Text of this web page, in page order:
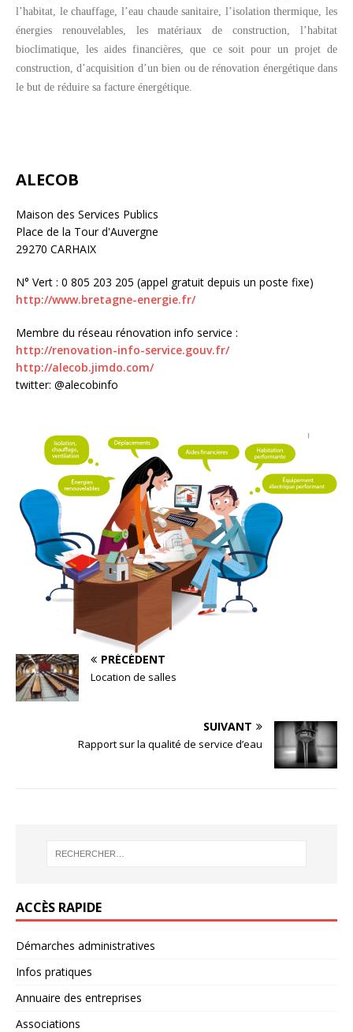
l’habitat, le chauffage, l’eau chaude sanitaire, l’isolation thermique, les
énergies renouvelables, les matériaux de construction, l’habitat
bioclimatique, les aides financières, que ce soit pour un projet de
construction, d’acquisition d’un bien ou de rénovation énergétique dans
le but de réduire sa facture énergétique.
ALECOB
Maison des Services Publics
Place de la Tour d'Auvergne
29270 CARHAIX
N° Vert : 0 805 203 205 (appel gratuit depuis un poste fixe) 
http://www.bretagne-energie.fr/
Membre du réseau rénovation info service :
http://renovation-info-service.gouv.fr/
http://alecob.jimdo.com/
twitter: @alecobinfo
PRÉCÉDENT
Location de salles
SUIVANT
Rapport sur la qualité de service d’eau
ACCÈS RAPIDE
Démarches administratives
Infos pratiques
Annuaire des entreprises
Associations